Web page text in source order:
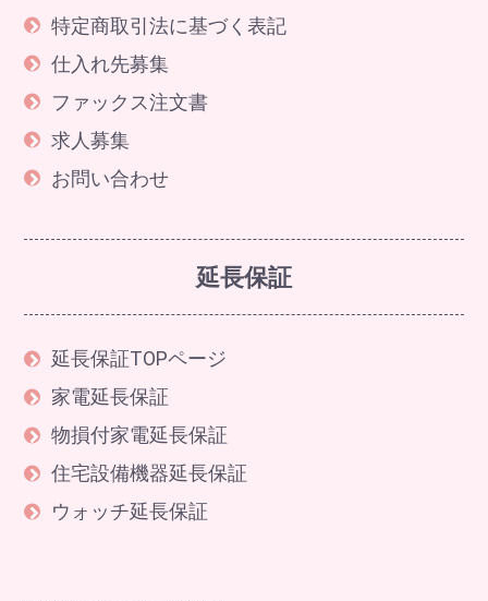
特定商取引法に基づく表記
仕入れ先募集
ファックス注文書
求人募集
お問い合わせ
延長保証
延長保証TOPページ
家電延長保証
物損付家電延長保証
住宅設備機器延長保証
ウォッチ延長保証